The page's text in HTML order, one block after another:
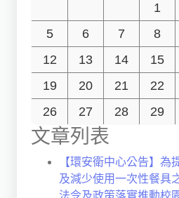
1
5
6 7 8
12
13 14 15
19
20 21 22
26
27 28 29
文章列表
【環安衛中心公告】為
及減少使用一次性餐具
法令及政策落實推動校